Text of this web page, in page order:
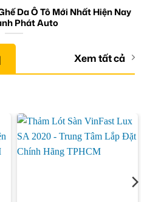
Da Ô Tô Mới Nhất Hiện Nay
Phát Auto
Xem tất cả